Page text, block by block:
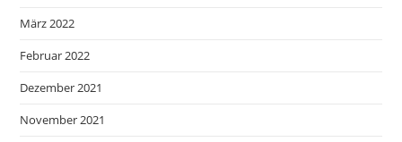
März 2022
Februar 2022
Dezember 2021
November 2021